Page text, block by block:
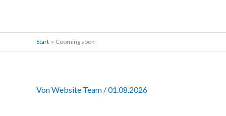
springen
Start Cooming soon
VonWebsite Team /01.08.2026